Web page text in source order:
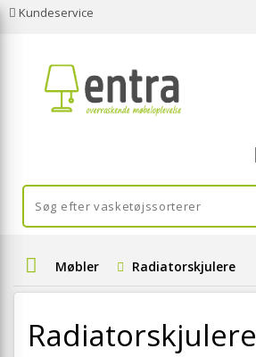
Kundeservice
Møbler Radiatorskjulere
Radiatorskjulere